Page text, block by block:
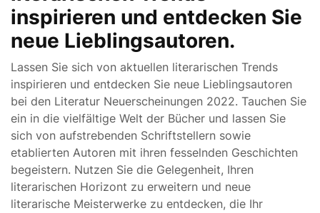
inspirieren und entdecken Sie
neue Lieblingsautoren.
Lassen Sie sich von aktuellen literarischen Trends
inspirieren und entdecken Sie neue Lieblingsautoren
bei den Literatur Neuerscheinungen 2022. Tauchen Sie
ein in die vielfältige Welt der Bücher und lassen Sie
sich von aufstrebenden Schriftstellern sowie
etablierten Autoren mit ihren fesselnden Geschichten
begeistern. Nutzen Sie die Gelegenheit, Ihren
literarischen Horizont zu erweitern und neue
literarische Meisterwerke zu entdecken, die Ihr